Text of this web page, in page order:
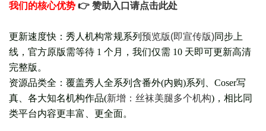
我们的核心优势 👉 赞助入口请点击此处
更新速度快：秀人机构常规系列 预览版(即宣传版)同步上
线，官方原版需等待 1 个月，我们仅需 10 天即可更新高清
完整版。
资源品类全：覆盖秀人全系列含番外(内购)系列、Coser写
真、各大知名机构作品(新增：丝袜美腿多个机构)，相比同
类平台内容更丰富、更全面。